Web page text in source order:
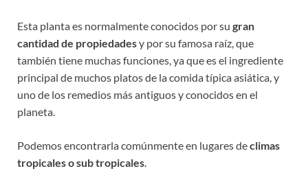
Esta planta es normalmente conocidos por su gran
cantidad de propiedadesy por su famosa raíz, que
también tiene muchas funciones, ya que es el ingrediente
principal de muchos platos de la comida típica asiática, y
uno de los remedios más antiguos y conocidos en el
planeta.
Podemos encontrarla comúnmente en lugares declimas
tropicales o sub tropicales.